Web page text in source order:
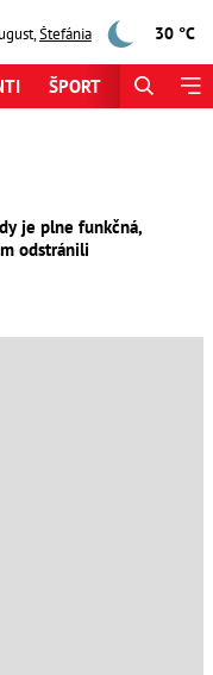
,Štefánia 30 °C
ŠPORT
je plne funkčná,
odstránili